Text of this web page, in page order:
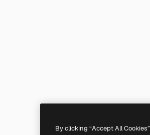
By clicking “Accept All